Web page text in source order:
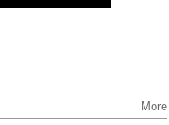
More